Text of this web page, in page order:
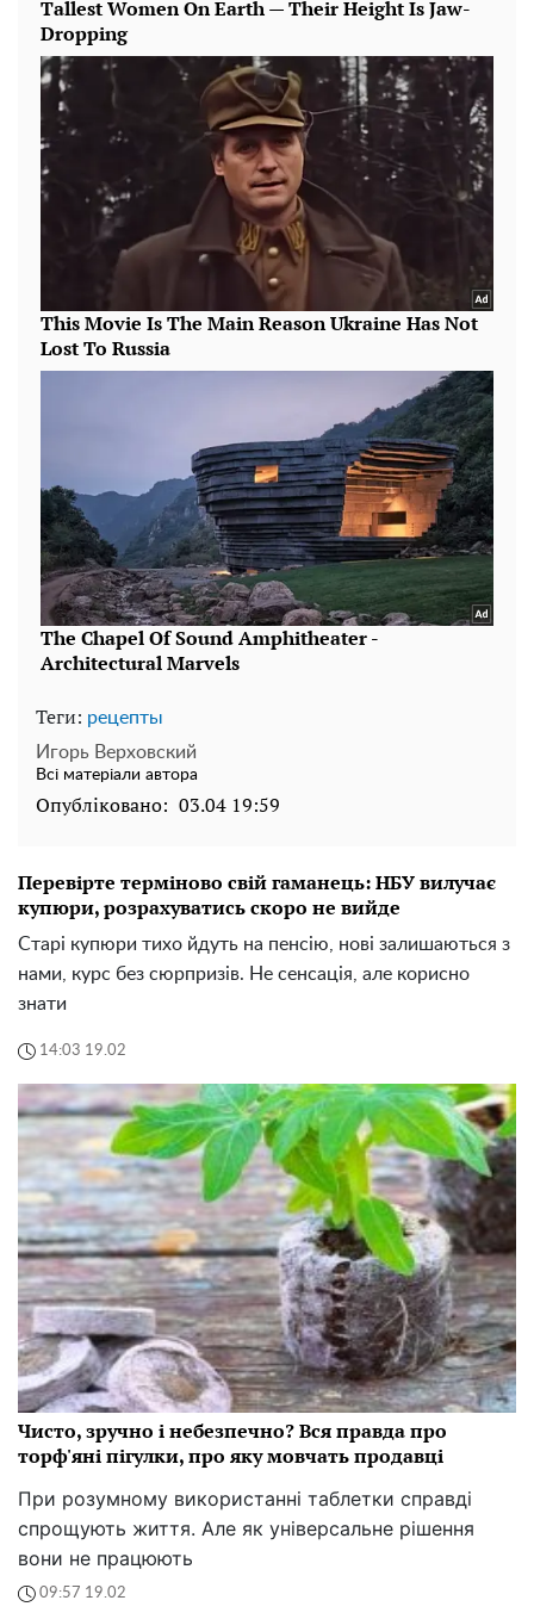
Теги: рецепты
Игорь Верховский
Всі матеріали автора
Опубліковано: 03.04 19:59
Перевірте терміново свій гаманець: НБУ вилучає
купюри, розрахуватись скоро не вийде
Старі купюри тихо йдуть на пенсію, нові залишаються з
нами, курс без сюрпризів. Не сенсація, але корисно
знати
14:03 19.02
Чисто, зручно і небезпечно? Вся правда про
торф'яні пігулки, про яку мовчать продавці
При розумному використанні таблетки справді
спрощують життя. Але як універсальне рішення
вони не працюють
09:57 19.02